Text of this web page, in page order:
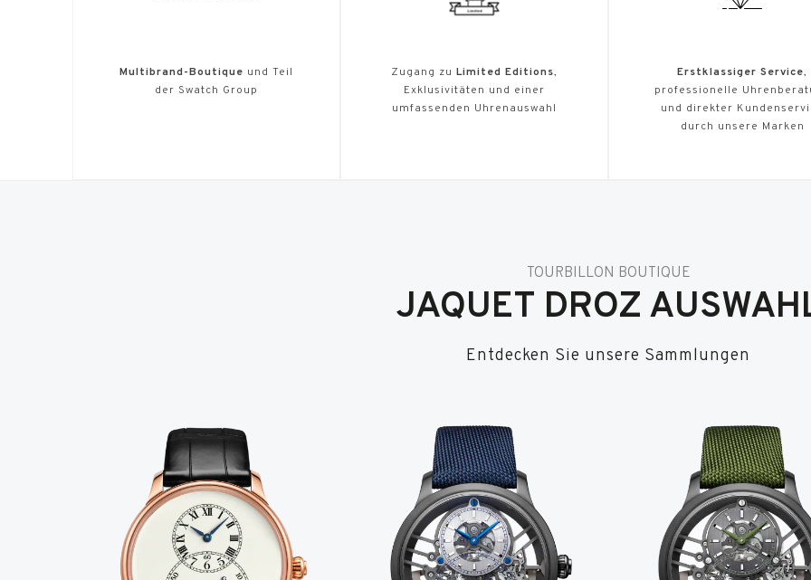
Multibrand-Boutique und Teil
der Swatch Group
Zugang zu Limited Editions,
Exklusivitäten und einer
umfassenden Uhrenauswahl
Erstklassiger Service,
professionelle
und direkter
durch unsere Marken
TOURBILLON BOUTIQUE
JAQUET DROZ
Entdecken Sie unsere Sammlungen